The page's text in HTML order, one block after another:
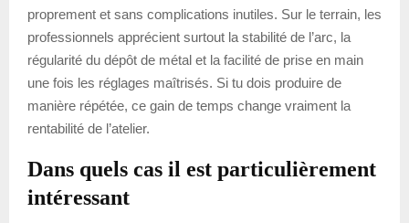
proprement et sans complications inutiles. Sur le terrain, les
professionnels apprécient surtout la stabilité de l’arc, la
régularité du dépôt de métal et la facilité de prise en main
une fois les réglages maîtrisés. Si tu dois produire de
manière répétée, ce gain de temps change vraiment la
rentabilité de l’atelier.
Dans quels cas il est particulièrement
intéressant